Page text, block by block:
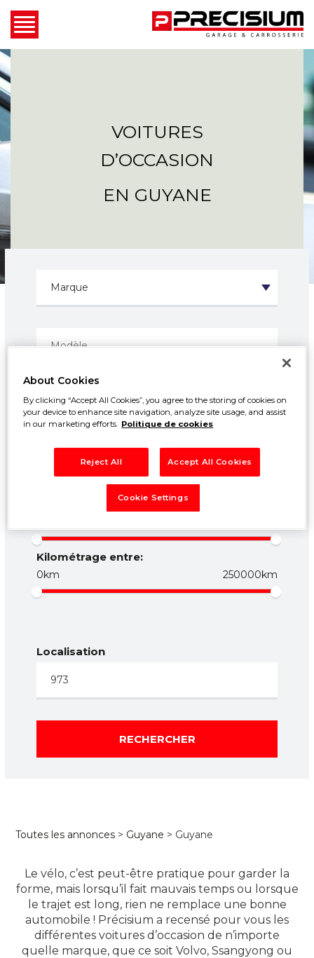
VOITURES
D’OCCASION
EN GUYANE
Prix entre:
Kilométrage entre:
0km 250000km
Localisation
RECHERCHER
Toutes les annonces > Guyane > Guyane
Le vélo, c’est peut-être pratique pour garder la
forme, mais lorsqu’il fait mauvais temps ou lorsque
le trajet est long, rien ne remplace une bonne
automobile ! Précisium a recensé pour vous les
différentes voitures d’occasion de n’importe
quelle marque, que ce soit Volvo, Ssangyong ou
About Cookies
By clicking “Accept All Cookies”, you agree to the storing of cookies on
your device to enhance site navigation, analyze site usage, and assist
in our marketing efforts. Politique de cookies
Reject All Accept All Cookies
Cookie Settings